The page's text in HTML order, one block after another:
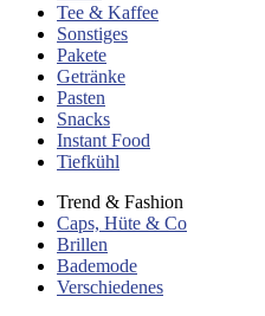
Tee & Kaffee
Sonstiges
Pakete
Getränke
Pasten
Snacks
Instant Food
Tiefkühl
Trend & Fashion
Caps, Hüte & Co
Brillen
Bademode
Verschiedenes